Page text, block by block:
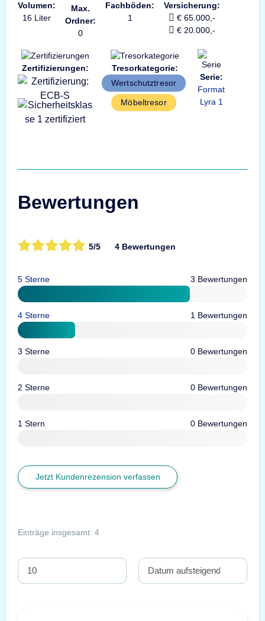
Volumen:
16 Liter
Max.
Ordner:
0
Fachböden:
1
Versicherung:
€ 65.000,-
€ 20.000,-
Zertifizierungen:
Tresorkategorie:
Wertschutztresor
Möbeltresor
Serie:
Format
Lyra 1
Bewertungen
5/5 4 Bewertungen
5 Sterne 3 Bewertungen
4 Sterne 1 Bewertungen
3 Sterne 0 Bewertungen
2 Sterne 0 Bewertungen
1 Stern 0 Bewertungen
Jetzt Kundenrezension verfassen
Einträge insgesamt: 4